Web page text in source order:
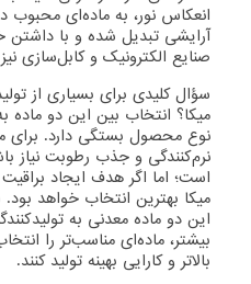
انعکاس نور، به ماده‌ای محبوب
آرایشی تبدیل شده و با داشتن
صنایع الکترونیک و کابل‌سازی
سؤال کلیدی برای بسیاری از
میکا؟ انتخاب بین این دو
نوع محصول بستگی دارد. برای
نرم‌کنندگی و جذب رطوبت نیاز
است؛ اما اگر هدف ایجاد
میکا بهترین انتخاب خواهد
این دو ماده معدنی به
بیشتر، ماده‌ای مناسب‌تر را
بالاتر و کارایی بهینه تولید کنند.